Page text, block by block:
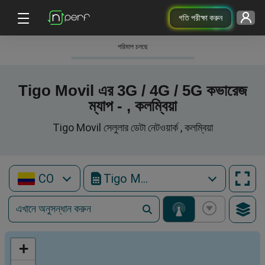
গতি পরীক্ষা করুন
পরিমাপ চলছে
Tigo Movil এর 3G / 4G / 5G কভারেজ
ম্যাপ - , কলম্বিয়া
Tigo Movil সেলুলার ডেটা নেটওয়ার্ক , কলম্বিয়া
CO Tigo Movil
+